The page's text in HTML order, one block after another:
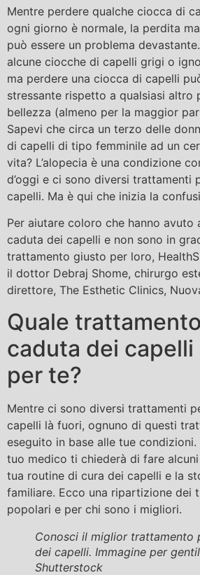
Mentre perdere qualche ciocca di
ogni giorno è normale, la perdita
può essere un problema
alcune ciocche di capelli grigi o
ma perdere una ciocca di capelli
stressante rispetto a qualsiasi altro
bellezza (almeno per la maggior
Sapevi che circa un terzo delle
di capelli di tipo femminile ad un
vita? L’alopecia è una condizione
d’oggi e ci sono diversi trattamenti
capelli. Ma è qui che inizia la
Per aiutare coloro che hanno avuto
caduta dei capelli e non sono in
trattamento giusto per loro,
il dottor Debraj Shome, chirurgo
direttore, The Esthetic Clinics,
Quale
caduta dei capelli
per te?
Mentre ci sono diversi trattamenti
capelli là fuori, ognuno di questi
eseguito in base alle tue
tuo medico ti chiederà di fare
tua routine di cura dei capelli e la
familiare. Ecco una ripartizione dei
popolari e per chi sono i migliori.
Conosci il miglior trattamento
dei capelli. Immagine per
Shutterstock